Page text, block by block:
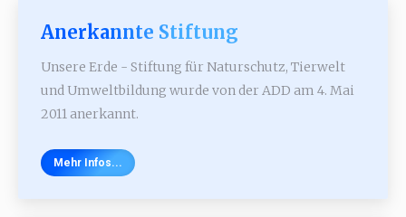
Anerkannte Stiftung
Unsere Erde - Stiftung für Naturschutz, Tierwelt
und Umweltbildung wurde von der ADD am 4. Mai
2011 anerkannt.
Mehr Infos...